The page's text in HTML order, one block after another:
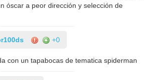
óscar a peor dirección y selección de
+0
con un tapabocas de tematica spiderman